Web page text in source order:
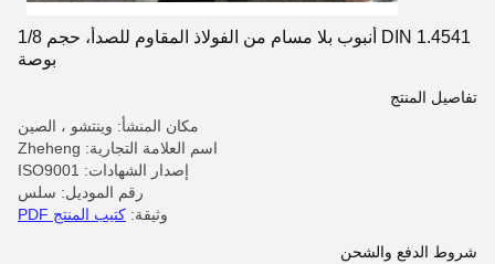
DIN 1.4541 أنبوب بلا مسام من الفولاذ المقاوم للصدأ، حجم 1/8
بوصة
تفاصيل المنتج
مكان المنشأ: وينتشو ، الصين
اسم العلامة التجارية: Zheheng
إصدار الشهادات: ISO9001
رقم الموديل: سلس
وثيقة: كتيب المنتج PDF
شروط الدفع والشحن